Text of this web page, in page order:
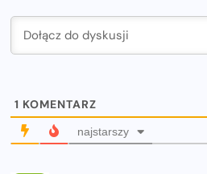
1 KOMENTARZ
najstarszy